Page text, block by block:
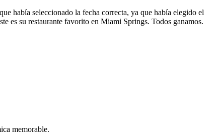
había seleccionado la fecha correcta, ya que había elegido el
es su restaurante favorito en Miami Springs. Todos ganamos.
memorable.